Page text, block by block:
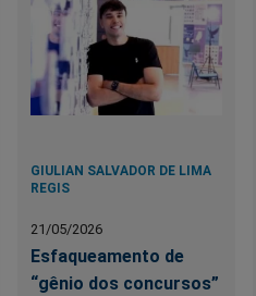
GIULIAN SALVADOR DE LIMA
REGIS
21/05/2026
Esfaqueamento de
“gênio dos concursos”